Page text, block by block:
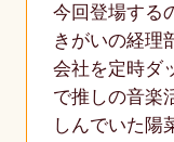
今回登場する
きがいの経理
会社を定時ダ
で推しの音楽
しんでいた陽